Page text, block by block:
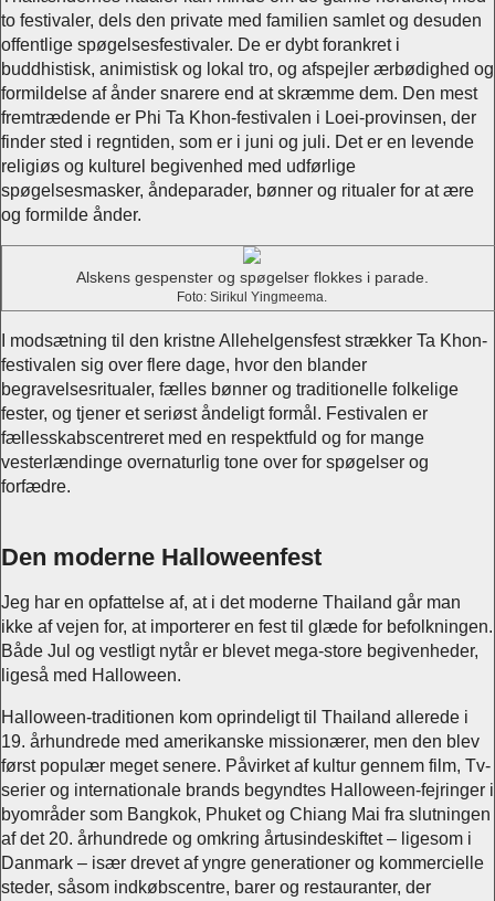
to festivaler, dels den private med familien samlet og desuden
offentlige spøgelsesfestivaler. De er dybt forankret i
buddhistisk, animistisk og lokal tro, og afspejler ærbødighed og
formildelse af ånder snarere end at skræmme dem. Den mest
fremtrædende er Phi Ta Khon-festivalen i Loei-provinsen, der
finder sted i regntiden, som er i juni og juli. Det er en levende
religiøs og kulturel begivenhed med udførlige
spøgelsesmasker, åndeparader, bønner og ritualer for at ære
og formilde ånder.
Alskens gespenster og spøgelser flokkes i parade.
Foto: Sirikul Yingmeema.
I modsætning til den kristne Allehelgensfest strækker Ta Khon-
festivalen sig over flere dage, hvor den blander
begravelsesritualer, fælles bønner og traditionelle folkelige
fester, og tjener et seriøst åndeligt formål. Festivalen er
fællesskabscentreret med en respektfuld og for mange
vesterlændinge overnaturlig tone over for spøgelser og
forfædre.
Den moderne Halloweenfest
Jeg har en opfattelse af, at i det moderne Thailand går man
ikke af vejen for, at importerer en fest til glæde for befolkningen.
Både Jul og vestligt nytår er blevet mega-store begivenheder,
ligeså med Halloween.
Halloween-traditionen kom oprindeligt til Thailand allerede i
19. århundrede med amerikanske missionærer, men den blev
først populær meget senere. Påvirket af kultur gennem film, Tv-
serier og internationale brands begyndtes Halloween-fejringer i
byområder som Bangkok, Phuket og Chiang Mai fra slutningen
af det 20. århundrede og omkring årtusindeskiftet – ligesom i
Danmark – især drevet af yngre generationer og kommercielle
steder, såsom indkøbscentre, barer og restauranter, der